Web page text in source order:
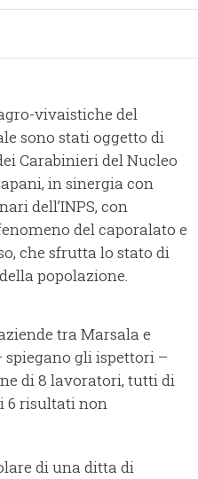
vivaistiche del
sono stati oggetto di
Carabinieri del Nucleo
in sinergia con
dell’INPS, con
del caporalato e
che sfrutta lo stato di
popolazione.
tra Marsala e
spiegano gli ispettori –
di 8 lavoratori, tutti di
6 risultati non
di una ditta di